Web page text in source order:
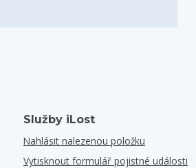
Služby iLost
Nahlásit nalezenou položku
Vytisknout formulář pojistné události